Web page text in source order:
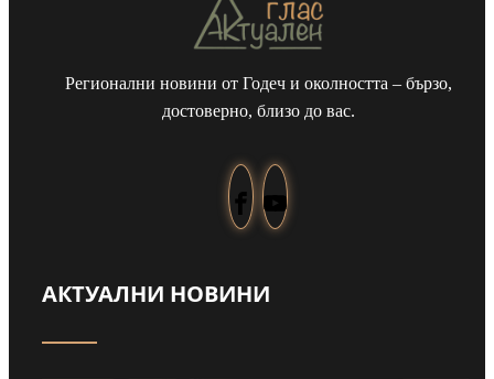
Регионални новини от Годеч и околността – бързо,
достоверно, близо до вас.
АКТУАЛНИ НОВИНИ
Забраниха